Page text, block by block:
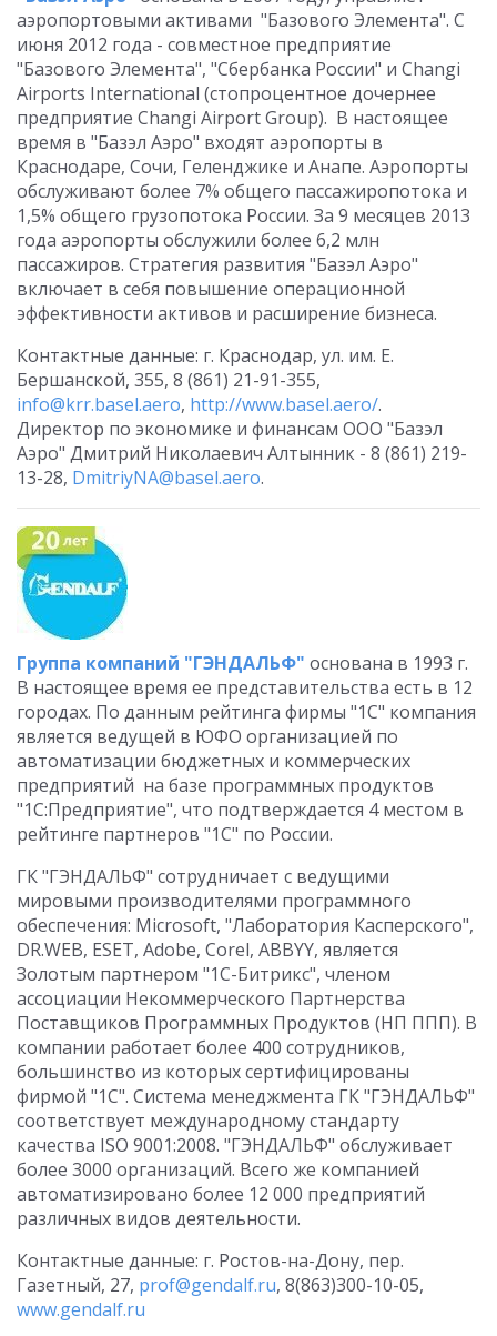
аэропортовыми активами "Базового Элемента". С
июня 2012 года - совместное предприятие
"Базового Элемента", "Сбербанка России" и Changi
Airports International (стопроцентное дочернее
предприятие Changi Airport Group). В настоящее
время в "Базэл Аэро" входят аэропорты в
Краснодаре, Сочи, Геленджике и Анапе. Аэропорты
обслуживают более 7% общего пассажиропотока и
1,5% общего грузопотока России. За 9 месяцев 2013
года аэропорты обслужили более 6,2 млн
пассажиров. Стратегия развития "Базэл Аэро"
включает в себя повышение операционной
эффективности активов и расширение бизнеса.
Контактные данные: г. Краснодар, ул. им. Е.
Бершанской, 355, 8 (861) 21-91-355,
info@krr.basel.aero, http://www.basel.aero/.
Директор по экономике и финансам ООО "Базэл
Аэро" Дмитрий Николаевич Алтынник - 8 (861) 219-
13-28, DmitriyNA@basel.aero.
Группа компаний "ГЭНДАЛЬФ" основана в 1993 г.
В настоящее время ее представительства есть в 12
городах. По данным рейтинга фирмы "1С" компания
является ведущей в ЮФО организацией по
автоматизации бюджетных и коммерческих
предприятий на базе программных продуктов
"1С:Предприятие", что подтверждается 4 местом в
рейтинге партнеров "1С" по России.
ГК "ГЭНДАЛЬФ" сотрудничает с ведущими
мировыми производителями программного
обеспечения: Microsoft, "Лаборатория Касперского",
DR.WEB, ESET, Adobe, Corel, ABBYY, является
Золотым партнером "1С-Битрикс", членом
ассоциации Некоммерческого Партнерства
Поставщиков Программных Продуктов (НП ППП). В
компании работает более 400 сотрудников,
большинство из которых сертифицированы
фирмой "1С". Система менеджмента ГК "ГЭНДАЛЬФ"
соответствует международному стандарту
качества ISO 9001:2008. "ГЭНДАЛЬФ" обслуживает
более 3000 организаций. Всего же компанией
автоматизировано более 12 000 предприятий
различных видов деятельности.
Контактные данные: г. Ростов-на-Дону, пер.
Газетный, 27, prof@gendalf.ru, 8(863)300-10-05,
www.gendalf.ru